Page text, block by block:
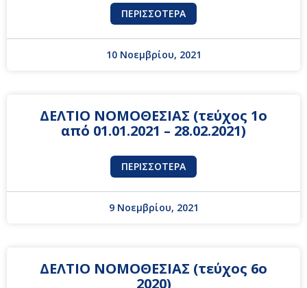
ΠΕΡΙΣΣΌΤΕΡΑ
10 Νοεμβρίου, 2021
ΔΕΛΤΙΟ ΝΟΜΟΘΕΣΙΑΣ (τεύχος 1ο
από 01.01.2021 – 28.02.2021)
ΠΕΡΙΣΣΌΤΕΡΑ
9 Νοεμβρίου, 2021
ΔΕΛΤΙΟ ΝΟΜΟΘΕΣΙΑΣ (τεύχος 6ο
2020)